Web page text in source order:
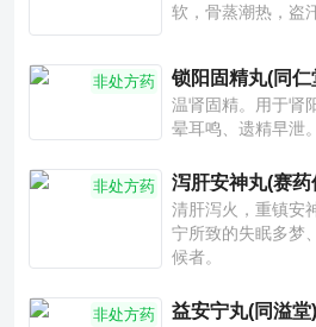
软，骨蒸潮热，盗
非处方药 锁阳固精丸(同仁
温肾固精。用于肾
晕耳鸣、遗精早泄。
非处方药 泻肝安神丸(赛药
清肝泻火，重镇安
宁所致的失眠多梦
候者。
非处方药 益安宁丸(同溢堂)